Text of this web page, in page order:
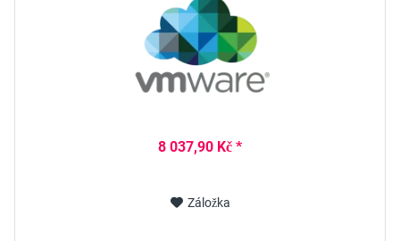
8 037,90 Kč *
Záložka